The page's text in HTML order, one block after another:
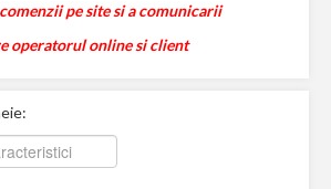
pe site si a comunicarii
operatorul online si client